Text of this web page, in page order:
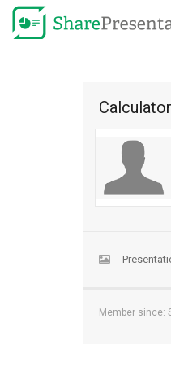
Calculator
Member since: